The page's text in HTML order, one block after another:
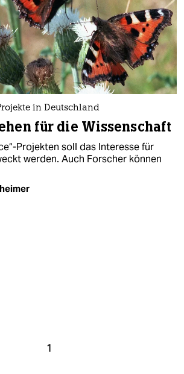
in Deutschland
für die Wissenschaft
Projekten soll das Interesse für
werden. Auch Forscher können
1